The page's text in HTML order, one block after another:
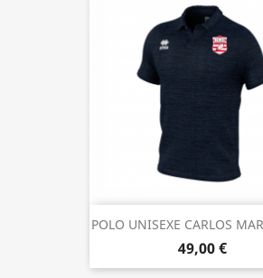
POLO UNISEXE CARLOS
49,00 €